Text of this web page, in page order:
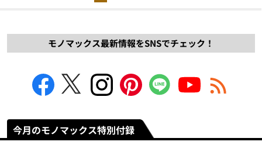
モノマックス最新情報をSNSでチェック！
今月のモノマックス特別付録